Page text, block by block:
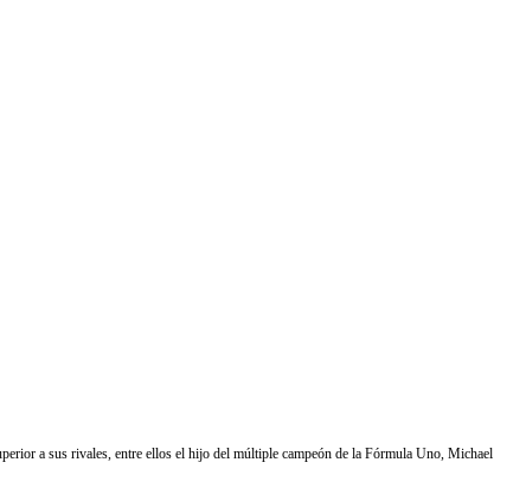
a sus rivales, entre ellos el hijo del múltiple campeón de la Fórmula Uno, Michael